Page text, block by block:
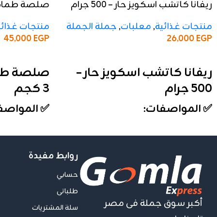
ريفانا كاتشب اسكويز حار – 500 جرام
منتجات غذائية, معلبات, جملة الجملة
26,000EGP
ريفانا كاتشب اسكويز حار –
500 جرام
✅ المواصفات:
الكرتونة تحتوي على 12 علبة
الخامة:عبوة اسكويز عملية وسهلة
الاستخدام
التقفيل:فاخر ومناسب لرف العرض
💼 تفاصيل الجملة:
صلصة طماطم
منتجات
45,000EGP
صلصة
3 كجم
✅
التعبئة:
والقوام
والعرض
أكبر سوق جملة فى مصر
روابط مفيدة
حسابي
طلباتى
سلة المشتريات